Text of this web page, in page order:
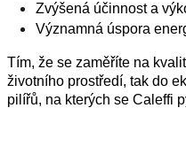
Zvýšená účinnost a
Významná úspora
Tím, že se zaměříte na
životního prostředí, tak do
pilířů, na kterých se Caleffi